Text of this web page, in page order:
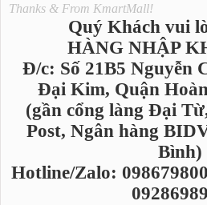
Thanks & From KmartMall!
Quý Khách vui
HÀNG NHẬP
Đ/c: Số 21B5 Nguyễn
Đại Kim, Quận
(gần cổng làng Đại
Post, Ngân hàng
Bình)
Hotline/Zalo: